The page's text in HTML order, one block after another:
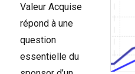
Valeur Acquise
répond à une
question
essentielle du